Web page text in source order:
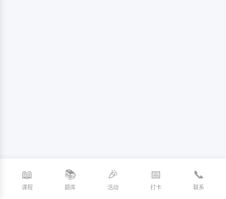
📖
课程
📚
题库
🎉
活动
📅
打卡
📞
联系